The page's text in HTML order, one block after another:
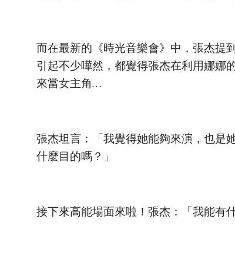
而在最新的《時光音樂會》中，張杰提
引起不少嘩然，都覺得張杰在利用娜娜
來當女主角…
張杰坦言：「我覺得她能夠來演，也是
什麼目的嗎？」
接下來高能場面來啦！張杰：「我能有